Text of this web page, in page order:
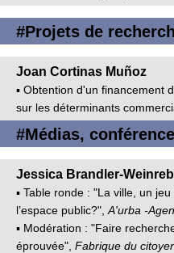
#Projets de
Joan Cortinas Muñoz
▪ Obtention d'un financement
sur les déterminants
#Médias,
Jessica Brandler-Weinreb
▪ Table ronde : "La ville, un
l’espace public?", A'urba -
▪ Modération : "Faire
éprouvée", Fabrique du